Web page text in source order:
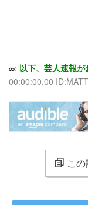
∞: 以下、芸人速報
00:00:00.00
こ